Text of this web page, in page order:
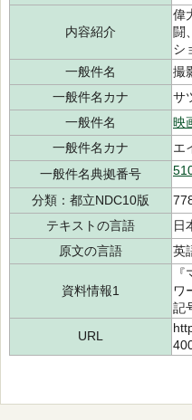
内容紹介
偉
闘
シ
一般件名
撮
一般件名カナ
サ
一般件名
映
一般件名カナ
エ
一般件名典拠番号
分類：都立NDC10版
テキストの言語
日
原文の言語
英
資料情報1
ワ
記
URL